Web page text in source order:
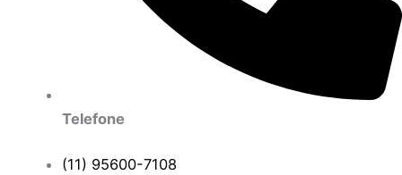
Telefone
(11) 95600-7108